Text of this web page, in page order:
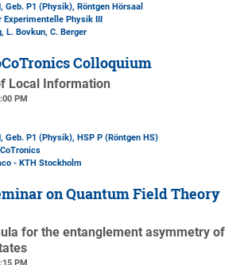
Geb. P1 (Physik), Röntgen Hörsaal
Experimentelle Physik III
L. Bovkun, C. Berger
Colloquium
Local Information
PM
Geb. P1 (Physik), HSP P (Röntgen HS)
- KTH Stockholm
on Quantum Field Theory
for the entanglement asymmetry of